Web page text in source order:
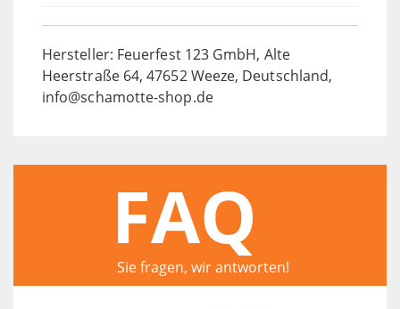
Hersteller: Feuerfest 123 GmbH, Alte
Heerstraße 64, 47652 Weeze, Deutschland,
info@schamotte-shop.de
FAQ
Sie fragen, wir antworten!